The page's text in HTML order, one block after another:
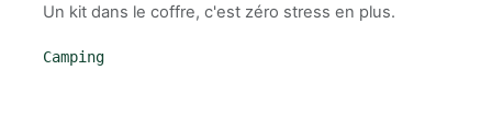
Un kit dans le coffre, c'est zéro stress en plus.
Camping